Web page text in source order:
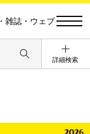
雑誌・ウェブ
詳細検索